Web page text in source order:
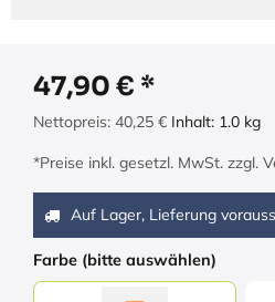
47,90 €
Nettopreis: 40,25 € Inhalt: 1.0 kg
*Preise inkl. gesetzl. MwSt. zzgl.
Auf Lager, Lieferung
Farbe (bitte auswählen)